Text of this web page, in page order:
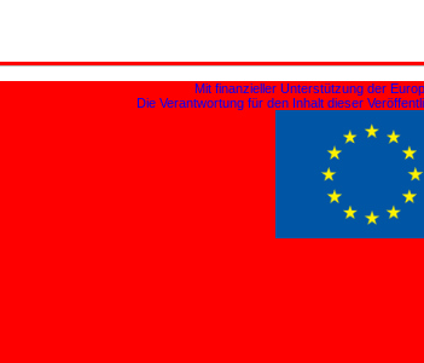
Mit finanzieller Unterstützung der
Die Verantwortung für den Inhalt dieser